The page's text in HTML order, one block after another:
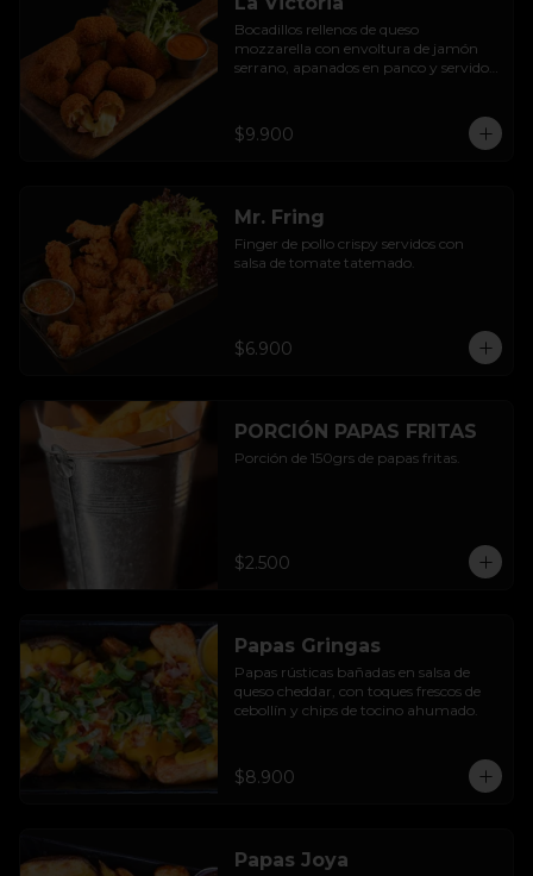
Bocadillos rellenos de queso
mozzarella con envoltura de jamón
serrano, apanados en panco y servidos
$9.900
Mr. Fring
Finger de pollo crispy servidos con
salsa de tomate tatemado.
$6.900
PORCIÓN PAPAS FRITAS
Porción de 150grs de papas fritas.
$2.500
Papas Gringas
Papas rústicas bañadas en salsa de
queso cheddar, con toques frescos de
cebollín y chips de tocino ahumado.
$8.900
Papas Joya